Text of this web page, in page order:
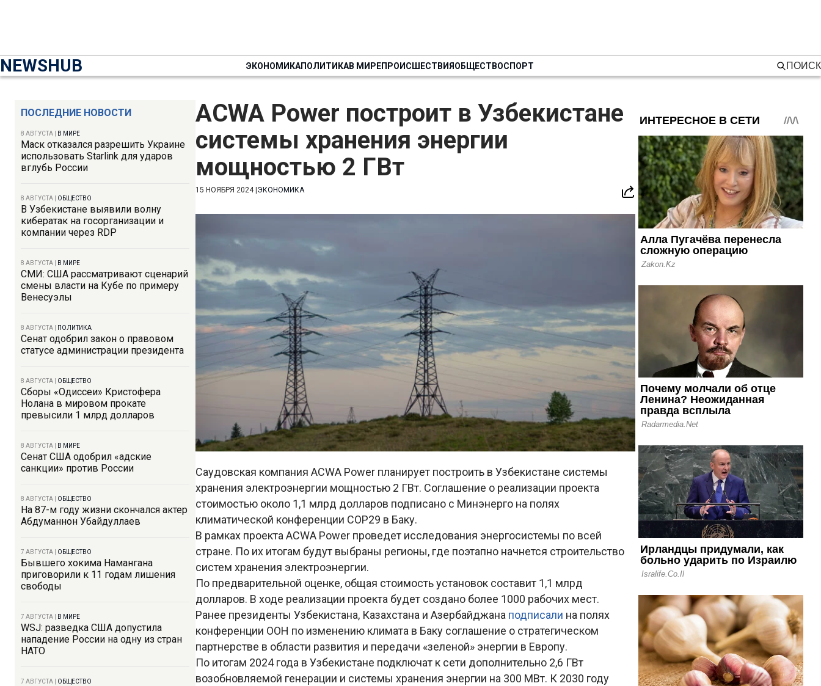
NEWSHUB ЭКОНОМИКАПОЛИТИКАВ МИРЕПРОИСШЕСТВИЯОБЩЕСТВОСПОРТ ПОИСК
ПОСЛЕДНИЕ НОВОСТИ
8 АВГУСТА В МИРЕ
Маск отказался разрешить Украине
использовать Starlink для ударов
вглубь России
8 АВГУСТА ОБЩЕСТВО
В Узбекистане выявили волну
кибератак на госорганизации и
компании через RDP
8 АВГУСТА В МИРЕ
СМИ: США рассматривают сценарий
смены власти на Кубе по примеру
Венесуэлы
8 АВГУСТА ПОЛИТИКА
Сенат одобрил закон о правовом
статусе администрации президента
8 АВГУСТА ОБЩЕСТВО
Сборы «Одиссеи» Кристофера
Нолана в мировом прокате
превысили 1 млрд долларов
8 АВГУСТА В МИРЕ
Сенат США одобрил «адские
санкции» против России
8 АВГУСТА ОБЩЕСТВО
На 87-м году жизни скончался актер
Абдуманнон Убайдуллаев
7 АВГУСТА ОБЩЕСТВО
Бывшего хокима Намангана
приговорили к 11 годам лишения
свободы
7 АВГУСТА В МИРЕ
WSJ: разведка США допустила
нападение России на одну из стран
НАТО
7 АВГУСТА ОБЩЕСТВО
ACWA Power построит в Узбекистане
системы хранения энергии
мощностью 2 ГВт
15 НОЯБРЯ 2024| ЭКОНОМИКА
Саудовская компания ACWA Power планирует построить в Узбекистане системы
хранения электроэнергии мощностью 2 ГВт. Соглашение о реализации проекта
стоимостью около 1,1 млрд долларов подписано с Минэнерго на полях
климатической конференции COP29 в Баку.
В рамках проекта ACWA Power проведет исследования энергосистемы по всей
стране. По их итогам будут выбраны регионы, где поэтапно начнется строительство
систем хранения электроэнергии.
По предварительной оценке, общая стоимость установок составит 1,1 млрд
долларов. В ходе реализации проекта будет создано более 1000 рабочих мест.
Ранее президенты Узбекистана, Казахстана и Азербайджана подписали на полях
конференции ООН по изменению климата в Баку соглашение о стратегическом
партнерстве в области развития и передачи «зеленой» энергии в Европу.
По итогам 2024 года в Узбекистане подключат к сети дополнительно 2,6 ГВт
возобновляемой генерации и системы хранения энергии на 300 МВт. К 2030 году